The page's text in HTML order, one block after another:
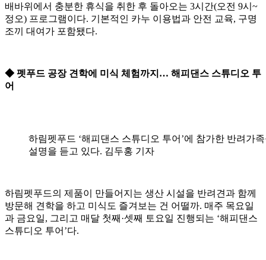
배바위에서 충분한 휴식을 취한 후 돌아오는 3시간(오전 9시~
정오) 프로그램이다. 기본적인 카누 이용법과 안전 교육, 구명
조끼 대여가 포함됐다.
◆ 펫푸드 공장 견학에 미식 체험까지… 해피댄스 스튜디오 투
어
하림펫푸드 ‘해피댄스 스튜디오 투어’에 참가한 반려가
설명을 듣고 있다. 김두홍 기자
하림펫푸드의 제품이 만들어지는 생산 시설을 반려견과 함께
방문해 견학을 하고 미식도 즐겨보는 건 어떨까. 매주 목요일
과 금요일, 그리고 매달 첫째·셋째 토요일 진행되는 ‘해피댄스
스튜디오 투어’다.